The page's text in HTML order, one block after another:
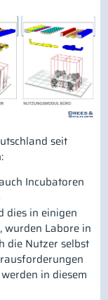
seit
Incubatoren
dies in einigen
wurden Labore in
die Nutzer selbst
in diesem